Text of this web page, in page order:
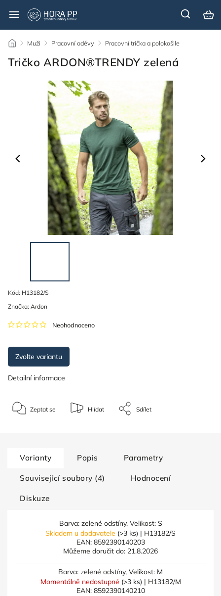
/ Muži / Pracovní oděvy / Pracovní trička a polokošile
Tričko ARDON®TRENDY zelená
Kód: H13182/S
Neohodnoceno
Značka: Ardon
Zvolte variantu
Detailní informace
Zeptat se Hlídat Sdílet
Varianty Popis Parametry
Související soubory (4) Hodnocení
Diskuze
Barva: zelené odstíny, Velikost: S
Skladem u dodavatele (>3 ks) | H13182/S
EAN: 8592390140203
Můžeme doručit do: 21.8.2026
Barva: zelené odstíny, Velikost: M
Momentálně nedostupné (>3 ks) | H13182/M
EAN: 8592390140210